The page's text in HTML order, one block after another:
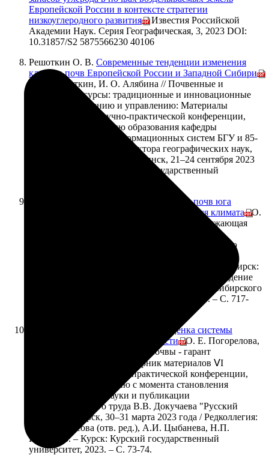
Европейской России в контексте стратегии
низкоуглеродного развития// Известия Российской
Академии Наук. Серия Географическая, 3, 2023 DOI:
10.31857/S2 5875566230 40106
Решоткин О. В. Современные тенденции изменения
климата почв Европейской России и Западной Сибири/
О. В. Решоткин, И. О. Алябина // Почвенные и
земельные ресурсы: традиционные и инновационные
подходы к изучению и управлению: Материалы
международной научно-практической конференции,
посвященной 90-летию образования кафедры
почвоведения и геоинформационных систем БГУ и 85-
летию со дня рождения доктора географических наук,
профессора В.С. Аношко, Минск, 21–24 сентября 2023
года. – Минск: Белорусский государственный
Температурный режим почв юга
Западной Сибири в условиях меняющегося климата/ О.
В. Решоткин, И. О. Алябина // Почвы и окружающая
международным участием, посвященная 55-летию
Новосибирск, 02–06 октября 2023 года. – Новосибирск:
Федеральное государственное бюджетное учреждение
науки Институт почвоведения и агрохимии Сибирского
отделения Российской академии наук, 2023. – С. 717-
Экологическая оценка системы
землепользования Тверской области/ О. Е. Погорелова,
В. А. Кириллова // Здоровые почвы - гарант
устойчивого развития: Сборник материалов ⅤI
Международной научно-практической конференции,
посвященной 140-летию с момента становления
почвоведения как науки и публикации
фундаментального труда В.В. Докучаева "Русский
чернозем", Курск, 30–31 марта 2023 года / Редколлегия:
М.В. Протасова (отв. ред.), А.И. Цыбанева, Н.П.
Неведров. – Курск: Курский государственный
университет, 2023. – С. 73-74.